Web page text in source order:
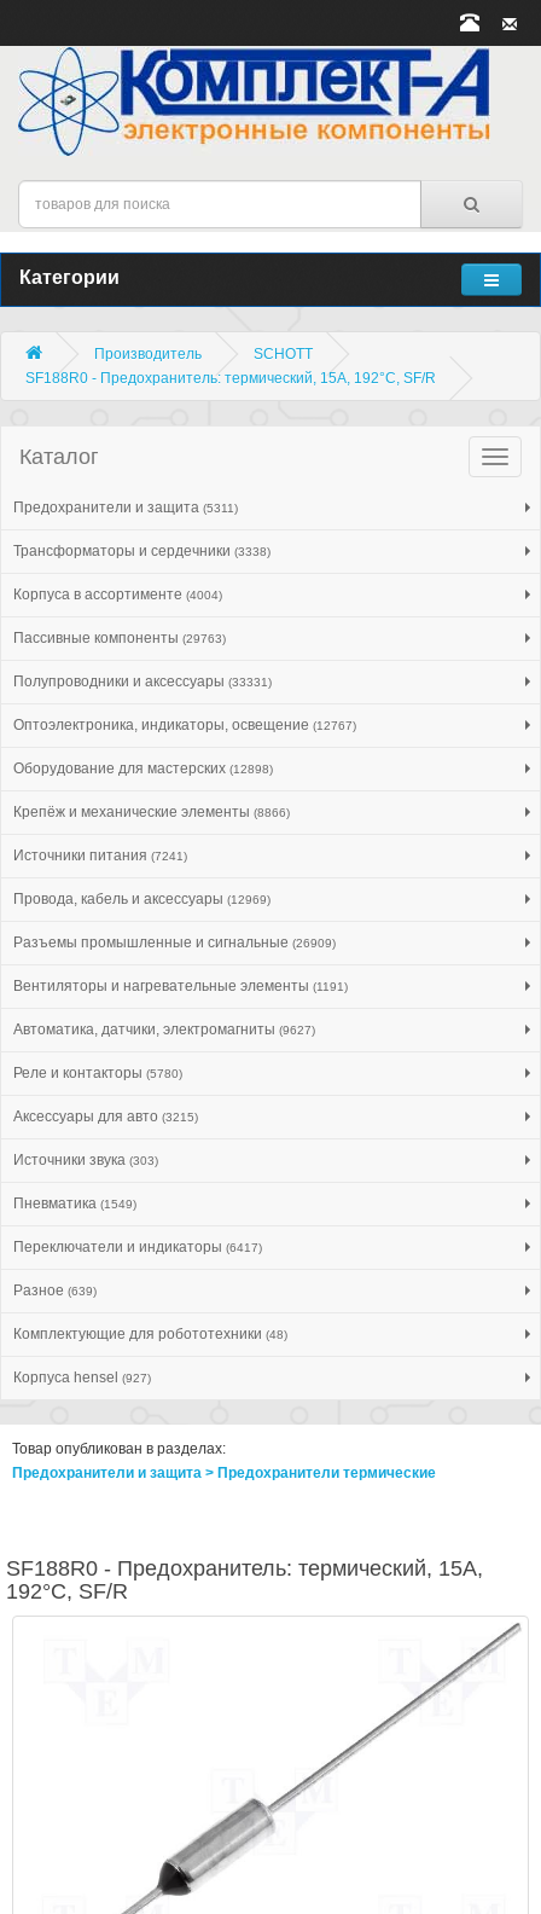
Категории
Производитель
SCHOTT
SF188R0 - Предохранитель: термический, 15А, 192°C, SF/R
Каталог
Предохранители и защита (5311)
Трансформаторы и сердечники (3338)
Корпуса в ассортименте (4004)
Пассивные компоненты (29763)
Полупроводники и аксессуары (33331)
Оптоэлектроника, индикаторы, освещение (12767)
Оборудование для мастерских (12898)
Крепёж и механические элементы (8866)
Источники питания (7241)
Провода, кабель и аксессуары (12969)
Разъемы промышленные и сигнальные (26909)
Вентиляторы и нагревательные элементы (1191)
Автоматика, датчики, электромагниты (9627)
Реле и контакторы (5780)
Аксессуары для авто (3215)
Источники звука (303)
Пневматика (1549)
Переключатели и индикаторы (6417)
Разное (639)
Комплектующие для робототехники (48)
Корпуса hensel (927)
Товар опубликован в разделах:
Предохранители и защита > Предохранители термические
SF188R0 - Предохранитель: термический, 15А,
192°C, SF/R